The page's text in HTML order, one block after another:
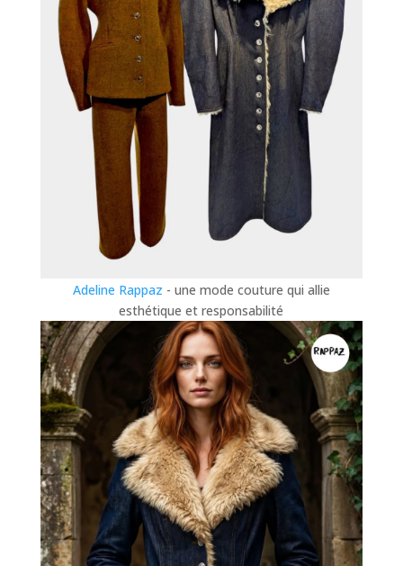
Adeline Rappaz - une mode couture qui allie
esthétique et responsabilité